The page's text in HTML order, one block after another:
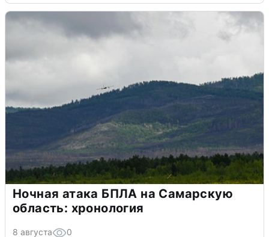
Ночная атака БПЛА на Самарскую
область: хронология
8 августа 0